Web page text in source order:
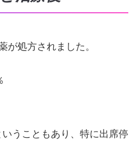
が処方されました。
うこともあり、特に出席停